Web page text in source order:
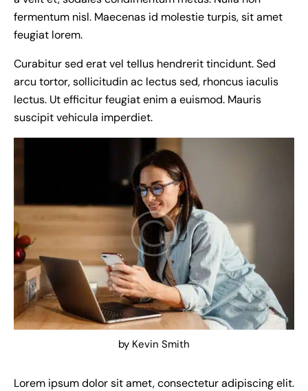
fermentum nisl. Maecenas id molestie turpis, sit amet
feugiat lorem.
Curabitur sed erat vel tellus hendrerit tincidunt. Sed
arcu tortor, sollicitudin ac lectus sed, rhoncus iaculis
lectus. Ut efficitur feugiat enim a euismod. Mauris
suscipit vehicula imperdiet.
by Kevin Smith
Lorem ipsum dolor sit amet, consectetur adipiscing elit.